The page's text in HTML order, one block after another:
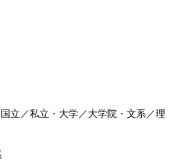
立／私立・大学／大学院・文系／理